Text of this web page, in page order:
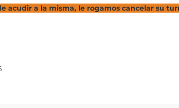
acudir a la misma, le rogamos cancelar su